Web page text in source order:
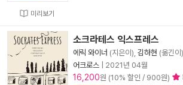
미리보기
소크라테스 익스프레스
에릭 와이너 (지은이), 김하현 (옮긴이)
어크로스
2021년 04월
16,200원 (10% 할인 / 900원)